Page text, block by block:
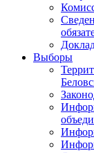
Выборы